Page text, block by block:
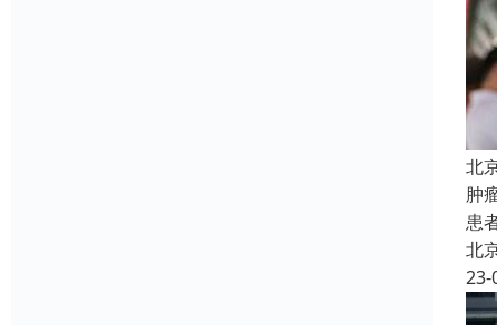
北
肿
患
北
23-